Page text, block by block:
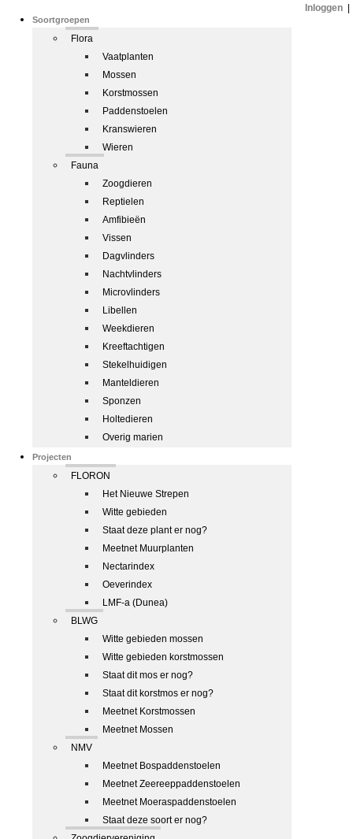
Soortgroepen
Flora
Vaatplanten
Mossen
Korstmossen
Paddenstoelen
Kranswieren
Wieren
Fauna
Zoogdieren
Reptielen
Amfibieën
Vissen
Dagvlinders
Nachtvlinders
Microvlinders
Libellen
Weekdieren
Kreeftachtigen
Stekelhuidigen
Manteldieren
Sponzen
Holtedieren
Overig marien
Projecten
FLORON
Het Nieuwe Strepen
Witte gebieden
Staat deze plant er nog?
Meetnet Muurplanten
Nectarindex
Oeverindex
LMF-a (Dunea)
BLWG
Witte gebieden mossen
Witte gebieden korstmossen
Staat dit mos er nog?
Staat dit korstmos er nog?
Meetnet Korstmossen
Meetnet Mossen
NMV
Meetnet Bospaddenstoelen
Meetnet Zeereeppaddenstoelen
Meetnet Moeraspaddenstoelen
Staat deze soort er nog?
Inloggen